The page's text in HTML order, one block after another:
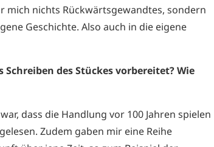
mich nichts Rückwärtsgewandtes, sondern
Geschichte. Also auch in die eigene
Schreiben des Stückes vorbereitet? Wie
dass die Handlung vor 100 Jahren spielen
Zudem gaben mir eine Reihe